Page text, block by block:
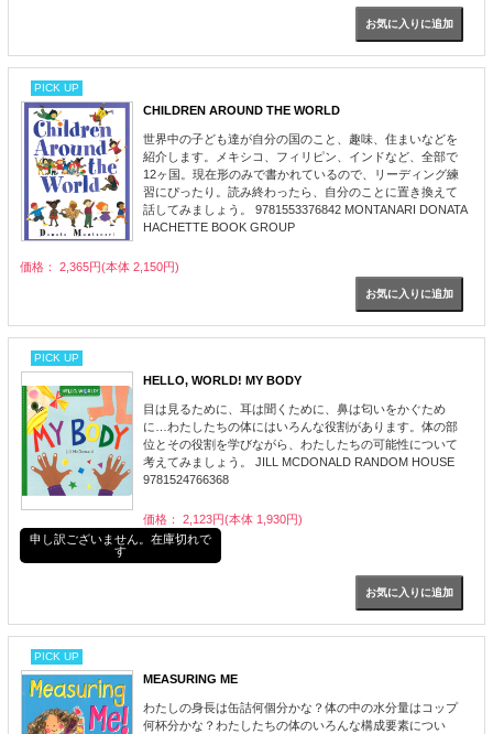
PICK UP
CHILDREN AROUND THE WORLD
世界中の子ども達が自分の国のこと、趣味、住まいなどを
紹介します。メキシコ、フィリピン、インドなど、全部で
12ヶ国。現在形のみで書かれているので、リーディング練
習にぴったり。読み終わったら、自分のことに置き換えて
話してみましょう。 9781553376842 MONTANARI DONATA
HACHETTE BOOK GROUP
価格： 2,365円(本体 2,150円)
PICK UP
HELLO, WORLD! MY BODY
目は見るために、耳は聞くために、鼻は匂いをかぐため
に…わたしたちの体にはいろんな役割があります。体の部
位とその役割を学びながら、わたしたちの可能性について
考えてみましょう。 JILL MCDONALD RANDOM HOUSE
9781524766368
価格： 2,123円(本体 1,930円)
申し訳ございません。在庫切れで
す
PICK UP
MEASURING ME
わたしの身長は缶詰何個分かな？体の中の水分量はコップ
何杯分かな？わたしたちの体のいろんな構成要素につい